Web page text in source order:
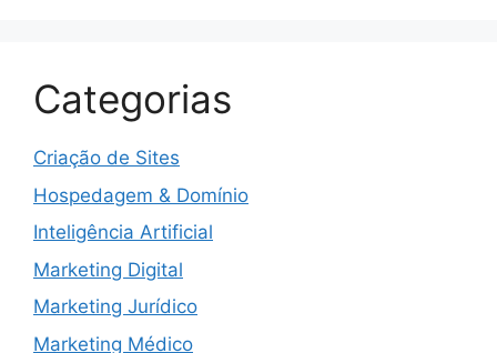
Categorias
Criação de Sites
Hospedagem & Domínio
Inteligência Artificial
Marketing Digital
Marketing Jurídico
Marketing Médico